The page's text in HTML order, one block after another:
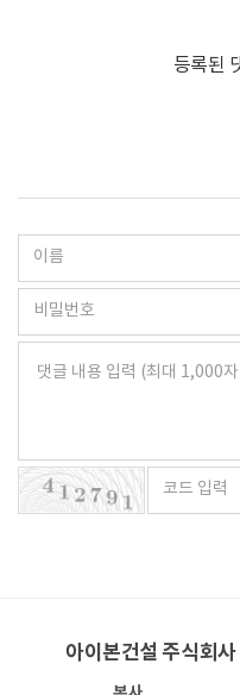
등록된
아이본건설 주식회사